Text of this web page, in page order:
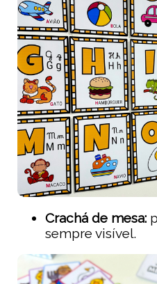
Crachá de mesa:
sempre visível.